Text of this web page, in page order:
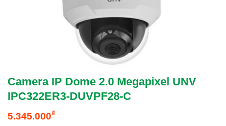
Camera IP Dome 2.0 Megapixel UNV
IPC322ER3-DUVPF28-C
5.345.000₫